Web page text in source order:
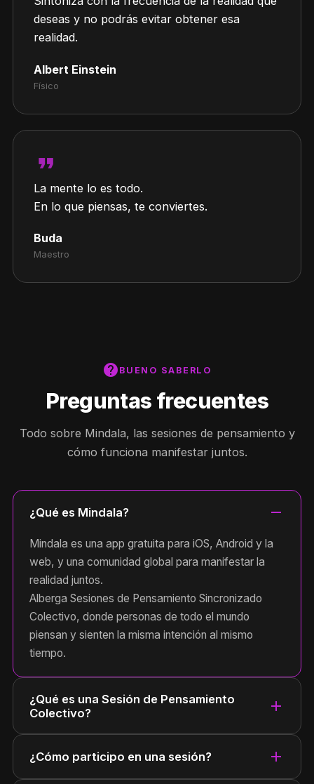
deseas y no podrás evitar obtener esa
realidad.
Albert Einstein
Físico
format_quote
La mente lo es todo.
En lo que piensas, te conviertes.
Buda
Maestro
help BUENO SABERLO
Preguntas frecuentes
Todo sobre Mindala, las sesiones de pensamiento y
cómo funciona manifestar juntos.
¿Qué es Mindala? remove
Mindala es una app gratuita para iOS, Android y la
web, y una comunidad global para manifestar la
realidad juntos.
Alberga Sesiones de Pensamiento Sincronizado
Colectivo, donde personas de todo el mundo
piensan y sienten la misma intención al mismo
tiempo.
¿Qué es una Sesión de Pensamiento
Colectivo?
add
¿Cómo participo en una sesión? add